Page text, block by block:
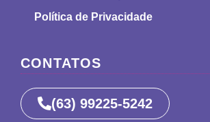
Política de Privacidade
CONTATOS
(63) 99225-5242